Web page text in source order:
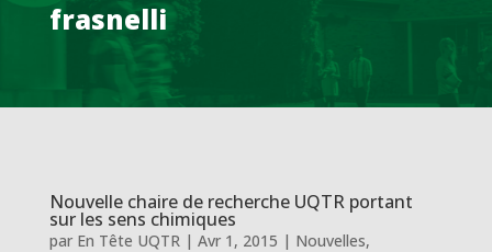
frasnelli
Nouvelle chaire de recherche UQTR portant
sur les sens chimiques
par En Tête UQTR| Avr 1, 2015 | Nouvelles,